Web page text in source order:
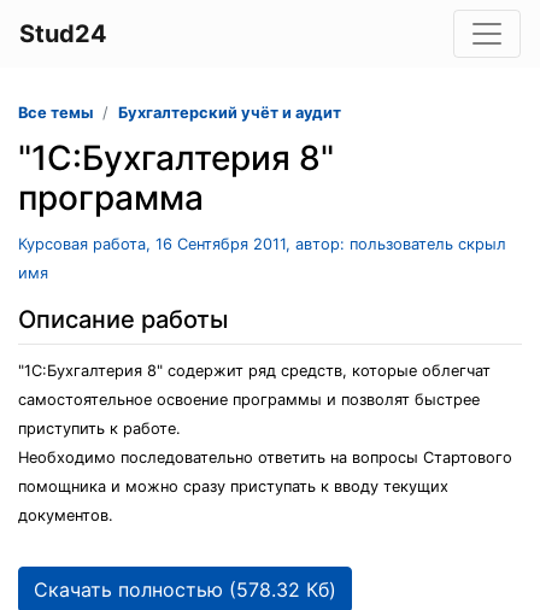
Stud24
Все темы Бухгалтерский учёт и аудит
"1С:Бухгалтерия 8"
программа
Курсовая работа, 16 Сентября 2011, автор: пользователь скрыл
имя
Описание работы
"1С:Бухгалтерия 8" содержит ряд средств, которые облегчат
самостоятельное освоение программы и позволят быстрее
приступить к работе.
Необходимо последовательно ответить на вопросы Стартового
помощника и можно сразу приступать к вводу текущих
документов.
Скачать полностью (578.32 Кб)